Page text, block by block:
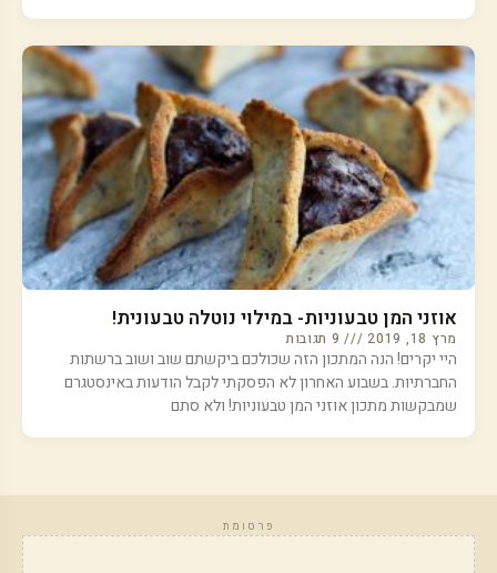
אוזני המן טבעוניות- במילוי נוטלה טבעונית!
מרץ 18, 2019 9 תגובות
היי יקרים! הנה המתכון הזה שכולכם ביקשתם שוב ושוב ברשתות
החברתיות. בשבוע האחרון לא הפסקתי לקבל הודעות באינסטגרם
שמבקשות מתכון אוזני המן טבעוניות! ולא סתם
פרסומת